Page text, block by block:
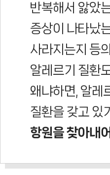
반복해서 앓았
증상이 나타났
사라지는지 등
알레르기 질환
왜냐하면, 알레
질환을 갖고 있
항원을 찾아내